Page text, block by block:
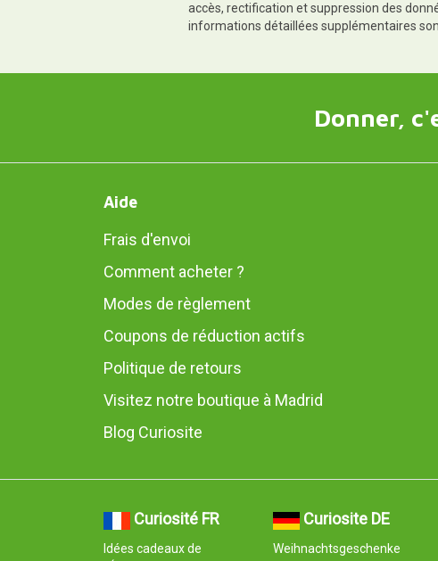
accès, rectification et suppression des
informations détaillées supplémentaires
Donner,
Aide
Frais d'envoi
Comment acheter ?
Modes de règlement
Coupons de réduction actifs
Politique de retours
Visitez notre boutique à Madrid
Blog Curiosite
Curiosité FR
Idées cadeaux de
Curiosite DE
Weihnachtsgeschenke